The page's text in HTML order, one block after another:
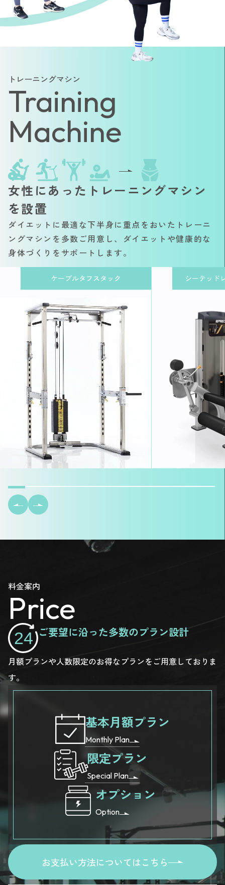
トレーニングマシン
Training
Machine
女性にあったトレーニングマシン
を設置
ダイエットに最適な下半身に重点をおいたトレーニ
ングマシンを多数ご用意し、ダイエットや健康的な
身体づくりをサポートします。
ケーブルタフスタック シーテッド
料金案内
Price
ご要望に沿った多数のプラン設計
月額プランや人数限定のお得なプランをご用意しておりま
す。
基本月額プラン
Monthly Plan
限定プラン
Special Plan
オプション
Option
お支払い方法についてはこちら